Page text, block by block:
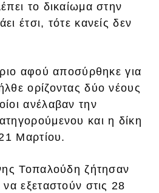
το δικαίωμα στην
έτσι, τότε κανείς δεν
αφού αποσύρθηκε για
ορίζοντας δύο νέους
ανέλαβαν την
και η δίκη
Μαρτίου.
Τοπαλούδη ζήτησαν
εξεταστούν στις 28